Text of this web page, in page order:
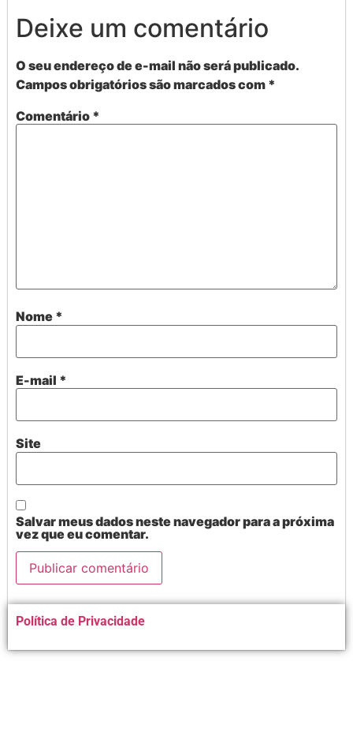
Deixe um comentário
O seu endereço de e-mail não será publicado.
Campos obrigatórios são marcados com *
Comentário *
Nome *
E-mail *
Site
Salvar meus dados neste navegador para a próxima
vez que eu comentar.
Alternative:
Política de Privacidade